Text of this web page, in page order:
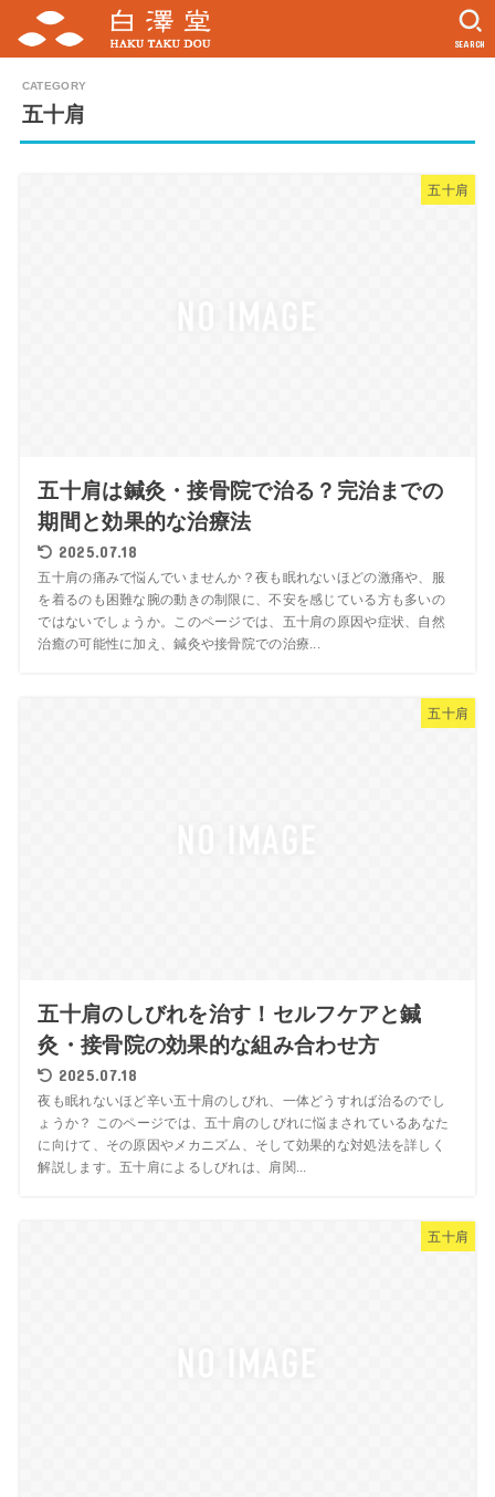
SEARCH
五十肩
五十肩
五十肩は鍼灸・接骨院で治る？完治までの
期間と効果的な治療法
2025.07.18
五十肩の痛みで悩んでいませんか？夜も眠れないほどの激痛や、服
を着るのも困難な腕の動きの制限に、不安を感じている方も多いの
ではないでしょうか。このページでは、五十肩の原因や症状、自然
治癒の可能性に加え、鍼灸や接骨院での治療...
五十肩
五十肩のしびれを治す！セルフケアと鍼
灸・接骨院の効果的な組み合わせ方
2025.07.18
夜も眠れないほど辛い五十肩のしびれ、一体どうすれば治るのでし
ょうか？ このページでは、五十肩のしびれに悩まされているあなた
に向けて、その原因やメカニズム、そして効果的な対処法を詳しく
解説します。五十肩によるしびれは、肩関...
五十肩